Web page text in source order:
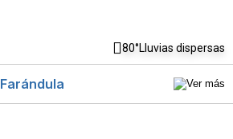
80°Lluvias dispersas
Farándula